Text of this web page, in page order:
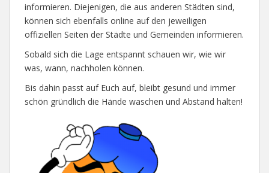
informieren. Diejenigen, die aus anderen Städten sind,
können sich ebenfalls online auf den jeweiligen
offiziellen Seiten der Städte und Gemeinden informieren.
Sobald sich die Lage entspannt schauen wir, wie wir
was, wann, nachholen können.
Bis dahin passt auf Euch auf, bleibt gesund und immer
schön gründlich die Hände waschen und Abstand halten!